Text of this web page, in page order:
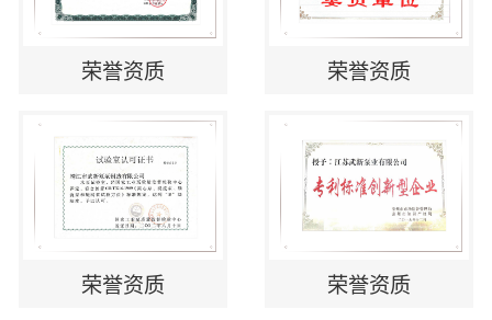
荣誉资质 荣誉资质
荣誉资质 荣誉资质